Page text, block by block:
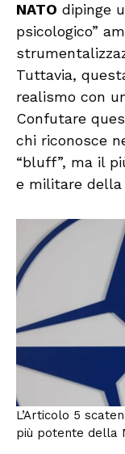
NATO dipinge
psicologico”
Tuttavia,
realismo con
Confutare
chi riconosce
“bluff”, ma il
e militare della
L’Articolo 5
più potente della